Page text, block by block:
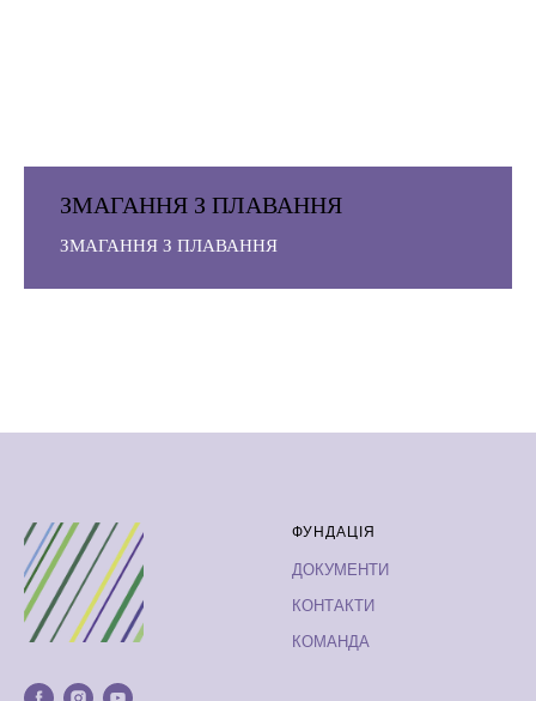
ЗМАГАННЯ З ПЛАВАННЯ
ЗМАГАННЯ З ПЛАВАННЯ
ФУНДАЦІЯ
ДОКУМЕНТИ
КОНТАКТИ
КОМАНДА